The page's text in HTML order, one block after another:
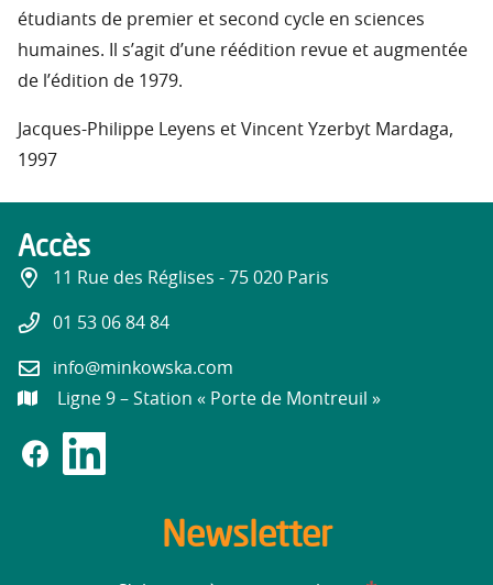
étudiants de premier et second cycle en sciences
humaines. Il s’agit d’une réédition revue et augmentée
de l’édition de 1979.
Jacques-Philippe Leyens et Vincent Yzerbyt Mardaga,
1997
Accès
11 Rue des Réglises - 75 020 Paris
01 53 06 84 84
info@minkowska.com
Ligne 9 – Station « Porte de Montreuil »
Newsletter